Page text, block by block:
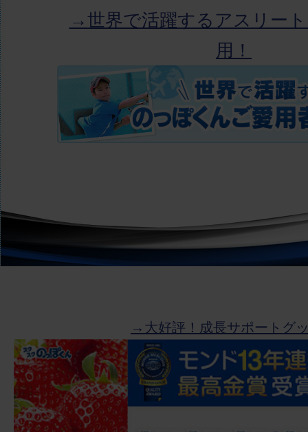
→世界で活躍するアスリー
用！
→大好評！成長サポートグ